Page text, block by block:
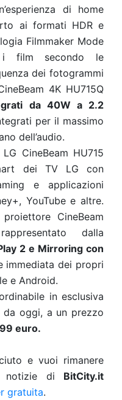
di home
ai formati HDR e
Filmmaker Mode
film secondo le
dei fotogrammi
4K HU715Q
da 40W a 2.2
per il massimo
dell’audio.
CineBeam HU715
dei TV LG con
e applicazioni
YouTube e altre.
CineBeam
dalla
2 e Mirroring con
immediata dei propri
e Android.
in esclusiva
da oggi, a un prezzo
euro.
e vuoi rimanere
notizie di BitCity.it
gratuita.